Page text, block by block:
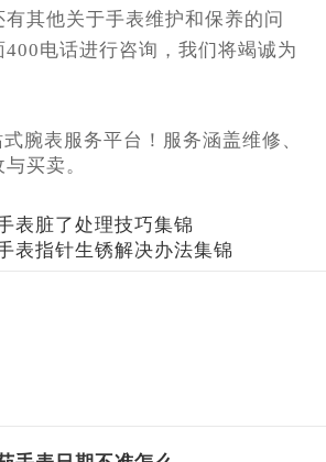
其他关于手表维护和保养的问
电话进行咨询，我们将竭诚为
表脏了处理技巧集锦
表指针生锈解决办法集锦